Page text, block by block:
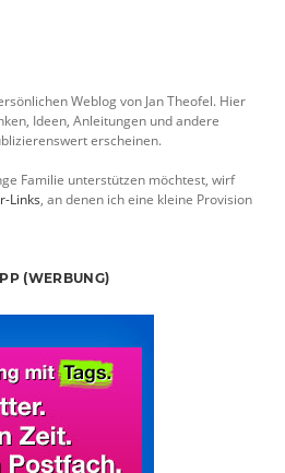
Weblog von Jan Theofel. Hier
Ideen, Anleitungen und andere
erscheinen.
Familie unterstützen möchtest, wirf
Links, an denen ich eine kleine Provision
(WERBUNG)